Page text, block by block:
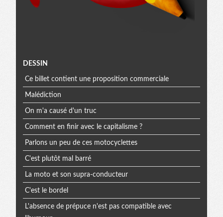
Menu
extra
DESSIN
Ce billet contient une proposition commerciale
Malédiction
On m'a causé d'un truc
Comment en finir avec le capitalisme ?
Parlons un peu de ces motocyclettes
C'est plutôt mal barré
La moto et son supra-conducteur
C'est le bordel
L'absence de prépuce n'est pas compatible avec